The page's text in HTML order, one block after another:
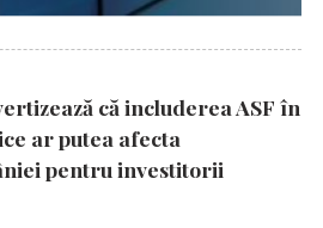
că includerea ASF în
ar putea afecta
pentru investitorii